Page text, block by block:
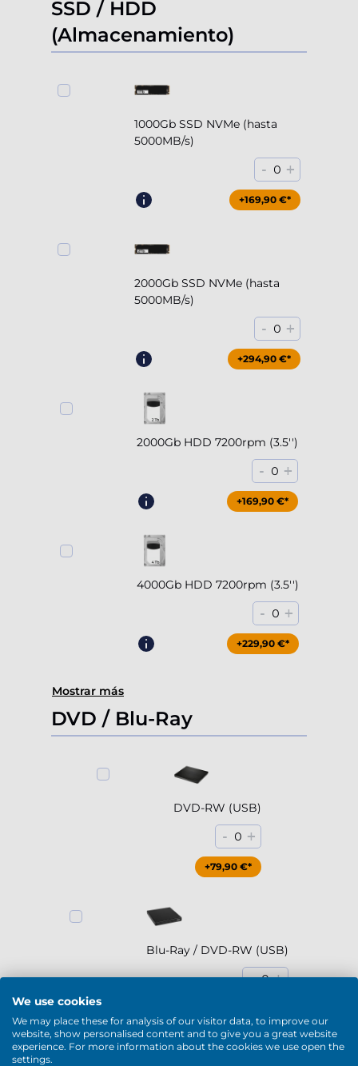
SSD / HDD
(Almacenamiento)
1000Gb SSD NVMe (hasta
5000MB/s)
- 0 +
+169,90 €*
2000Gb SSD NVMe (hasta
5000MB/s)
- 0 +
+294,90 €*
2000Gb HDD 7200rpm (3.5'')
- 0 +
+169,90 €*
4000Gb HDD 7200rpm (3.5'')
- 0 +
+229,90 €*
Mostrar más
DVD / Blu-Ray
DVD-RW (USB)
- 0 +
+79,90 €*
Blu-Ray / DVD-RW (USB)
- 0 +
We use cookies
We may place these for analysis of our visitor data, to improve our
website, show personalised content and to give you a great website
experience. For more information about the cookies we use open the
settings.